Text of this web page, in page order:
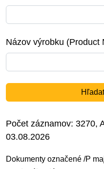
Názov výrobku (Product
Počet záznamov: 3270,
03.08.2026
Dokumenty označené /P